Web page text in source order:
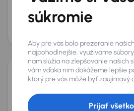
2.2 CRDi
+11 ďalších
Mesačná splátka
Kia Sorento
2.5 CRDi
automatická
súkromie
Aby pre vás bolo prezeranie
najpohodlnejšie, využívame
nám slúžia na zlepšovanie našich
vám vďaka nim dokážeme lepšie
ktorý pre vás môže byť zaujímavý
Prijať všetko